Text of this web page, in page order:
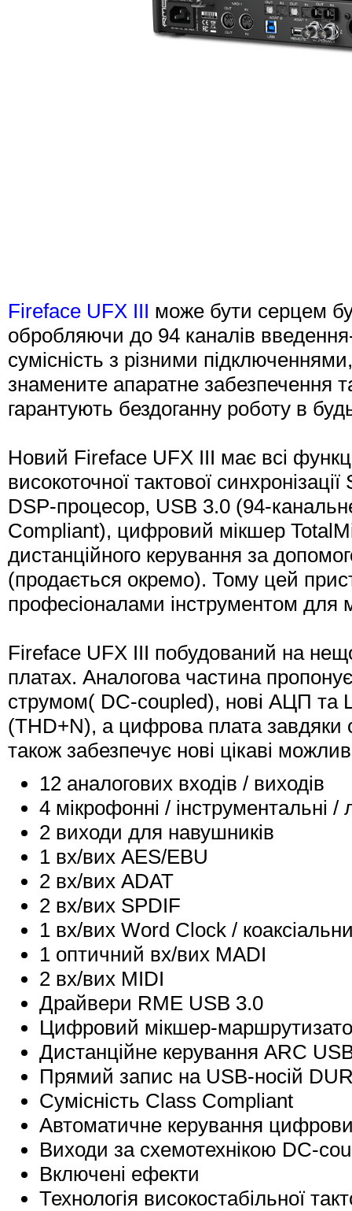
Fireface UFX III може бути серцем
обробляючи до 94 каналів
сумісність з різними
знамените апаратне забезпечення
гарантують бездоганну роботу в
Новий Fireface UFX III має всі
високоточної тактової
DSP-процесор, USB 3.0 (94-
Compliant), цифровий мікшер
дистанційного керування за
(продається окремо). Тому цей
професіоналами інструментом для
Fireface UFX III побудований на
платах. Аналогова частина
струмом( DC-coupled), нові АЦП
(THD+N), а цифрова плата завдяки
також забезпечує нові цікаві
12 аналогових входів / виходів
4 мікрофонні / інструментальні
2 виходи для навушників
1 вх/вих AES/EBU
2 вх/вих ADAT
2 вх/вих SPDIF
1 вх/вих Word Clock /
1 оптичний вх/вих MADI
2 вх/вих MIDI
Драйвери RME USB 3.0
Цифровий мікшер-
Дистанційне керування ARC
Прямий запис на USB-носій
Сумісність Class Compliant
Автоматичне керування
Виходи за схемотехнікою DC-
Включені ефекти
Технологія високостабільної